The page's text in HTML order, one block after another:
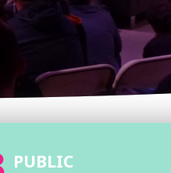
PUBLIC